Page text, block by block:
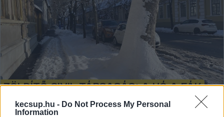
kecsup.hu - Do Not Process My Personal
Information
Zöldítő Civil Társaság: A hó a fák
takarója – az eredmény tavasszal
jól látható lesz